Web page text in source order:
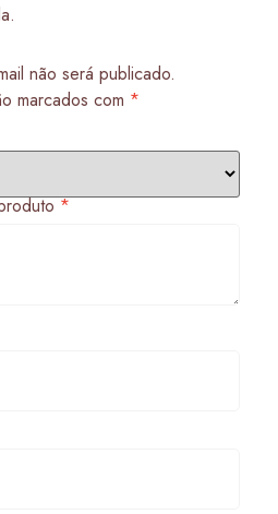
não será publicado.
marcados com *
*